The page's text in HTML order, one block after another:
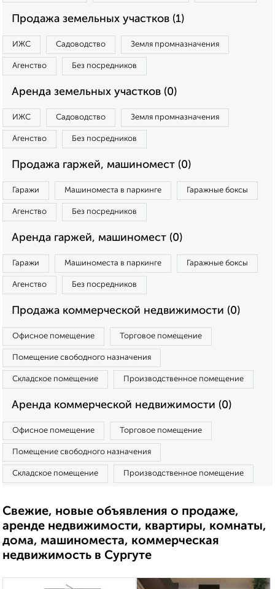
Продажа земельных участков (1)
ИЖС Садоводство Земля промназначения
Агенство Без посредников
Аренда земельных участков (0)
ИЖС Садоводство Земля промназначения
Агенство Без посредников
Продажа гаржей, машиномест (0)
Гаражи Машиноместа в паркинге Гаражные боксы
Агенство Без посредников
Аренда гаржей, машиномест (0)
Гаражи Машиноместа в паркинге Гаражные боксы
Агенство Без посредников
Продажа коммерческой недвижимости (0)
Офисное помещение Торговое помещение
Помещение свободного назначения
Складское помещение Производственное помещение
Аренда коммерческой недвижимости (0)
Офисное помещение Торговое помещение
Помещение свободного назначения
Складское помещение Производственное помещение
Свежие, новые объявления о продаже,
аренде недвижимости, квартиры, комнаты,
дома, машиноместа, коммерческая
недвижимость в Сургуте